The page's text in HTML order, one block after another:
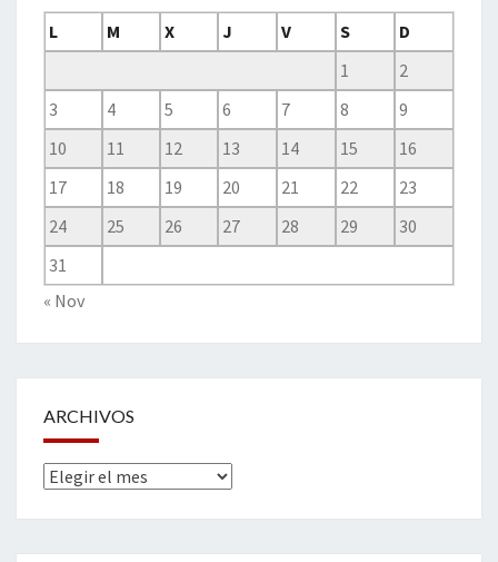
L
M X J V S
D
1
2
3
4 5 6 7 8
9
10
11 12 13 14 15
16
17
18 19 20 21 22
23
24
25 26 27 28 29
30
31
« Nov
ARCHIVOS
Archivos